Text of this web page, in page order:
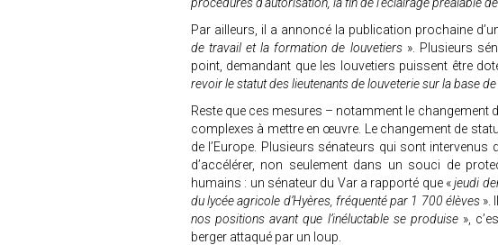
Par ailleurs, il a annoncé la publication prochaine
de travail et la formation de louvetiers». Plusieurs
point, demandant que les louvetiers puissent être
revoir le statut des lieutenants de louveterie sur la base
Reste que ces mesures – notamment le changement
complexes à mettre en œuvre. Le changement de
de l’Europe. Plusieurs sénateurs qui sont
d’accélérer, non seulement dans un souci de
humains : un sénateur du Var a rapporté que «jeudi
du lycée agricole d’Hyères, fréquenté par 1 700 élèves».
nos positions avant que l’inéluctable se produise »,
berger attaqué par un loup.